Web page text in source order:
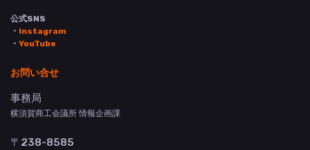
公式SNS
・ Instagram
・ YouTube
お問い合せ
事務局
横須賀商工会議所 情報企画課
〒238-8585